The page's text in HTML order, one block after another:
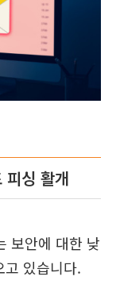
싱 활개
보안에 대한 낮
고 있습니다.